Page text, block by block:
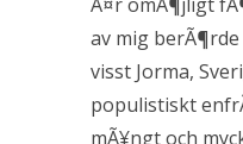
av mig
visst Jorma,
populistiskt
mÃ¥ngt och